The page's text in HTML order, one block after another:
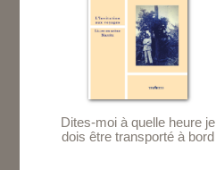
Dites-moi à quelle heure je
dois être transporté à bord